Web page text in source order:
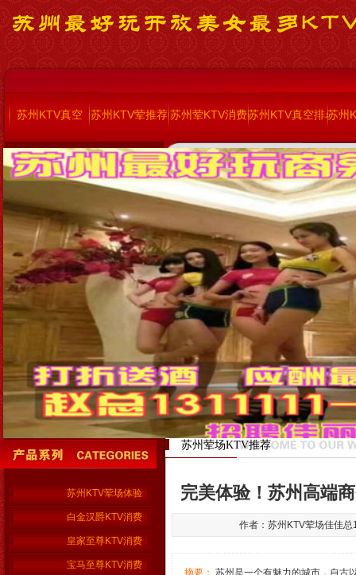
苏州KTV真空 苏州KTV荤推荐苏州荤KTV消费苏州KTV真空排名苏州
苏州KTV荤场体验
白金汉爵KTV消费
皇家至尊KTV消费
宝马至尊KTV消费
苏州荤场KTV推荐
完美体验！苏州高端
作者：苏州KTV荤场佳佳
摘要： 苏州是一个有魅力的城市，自古